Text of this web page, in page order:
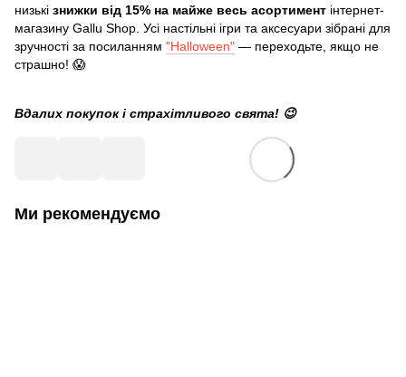
низькі знижки від 15% на майже весь асортимент інтернет-
магазину Gallu Shop. Усі настільні ігри та аксесуари зібрані для
зручності за посиланням "Halloween" — переходьте, якщо не
страшно! 😱
Вдалих покупок і страхітливого свята! 😉
Ми рекомендуємо